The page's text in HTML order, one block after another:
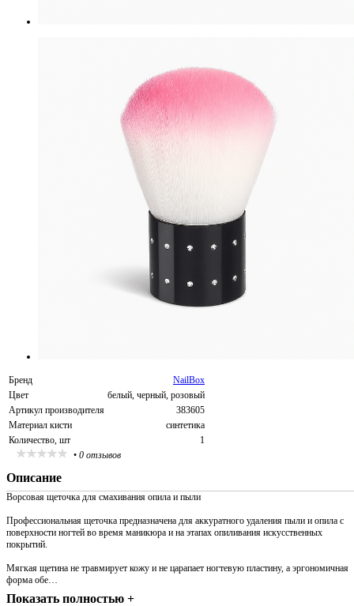
Бренд
NailBox
Цвет
белый, черный, розовый
Артикул производителя
383605
Материал кисти
синтетика
Количество, шт
1
• 0 отзывов
Описание
Ворсовая щеточка для смахивания опила и пыли
Профессиональная щеточка предназначена для аккуратного удаления пыли и опила с
поверхности ногтей во время маникюра и на этапах опиливания искусственных
покрытий.
Мягкая щетина не травмирует кожу и не царапает ногтевую пластину, а эргономичная
форма обе…
Показать полностью +